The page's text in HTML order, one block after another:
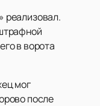
реализовал.
в ворота
мог
после